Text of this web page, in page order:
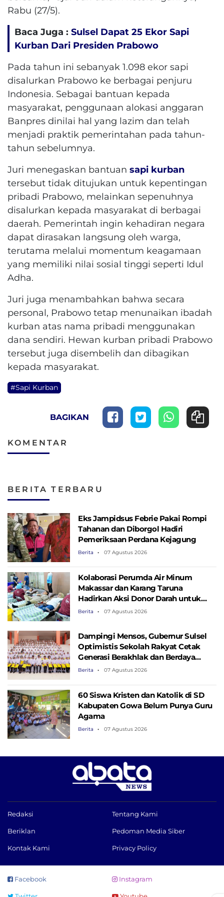
Rabu (27/5).
Baca Juga : Sulsel Dapat 25 Ekor Sapi
Kurban Dari Presiden Prabowo
Pada tahun ini sebanyak 1.098 ekor sapi
disalurkan Prabowo ke berbagai penjuru
Indonesia. Sebagai bantuan kepada
masyarakat, penggunaan alokasi anggaran
Banpres dinilai hal yang lazim dan telah
menjadi praktik pemerintahan pada tahun-
tahun sebelumnya.
Juri menegaskan bantuan sapi kurban
tersebut tidak ditujukan untuk kepentingan
pribadi Prabowo, melainkan sepenuhnya
disalurkan kepada masyarakat di berbagai
daerah. Pemerintah ingin kehadiran negara
dapat dirasakan langsung oleh warga,
terutama melalui momentum keagamaan
yang memiliki nilai sosial tinggi seperti Idul
Adha.
Juri juga menambahkan bahwa secara
personal, Prabowo tetap menunaikan ibadah
kurban atas nama pribadi menggunakan
dana sendiri. Hewan kurban pribadi Prabowo
tersebut juga disembelih dan dibagikan
kepada masyarakat.
#Sapi Kurban
BAGIKAN
KOMENTAR
BERITA TERBARU
Eks Jampidsus Febrie Pakai Rompi
Tahanan dan Diborgol Hadiri
Pemeriksaan Perdana Kejagung
Berita 07 Agustus 2026
Kolaborasi Perumda Air Minum
Makassar dan Karang Taruna
Hadirkan Aksi Donor Darah untuk
Kemanusiaan
Berita 07 Agustus 2026
Dampingi Mensos, Gubernur Sulsel
Optimistis Sekolah Rakyat Cetak
Generasi Berakhlak dan Berdaya
Saing
Berita 07 Agustus 2026
60 Siswa Kristen dan Katolik di SD
Kabupaten Gowa Belum Punya Guru
Agama
Berita 07 Agustus 2026
Redaksi Tentang Kami
Beriklan Pedoman Media Siber
Kontak Kami Privacy Policy
Facebook Instagram